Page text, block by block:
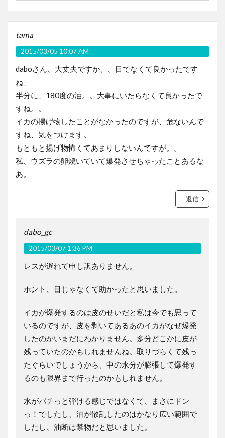
tama
2015/03/05 10:07 AM
daboさん、大丈夫ですか、、目でなくて良かったです
ね、
半分に、180度の油。。大事にいたらなくて良かったで
すね。。
イカの揚げ物したことがなかったのですが、危ないんで
すね、気をつけます。
もともと揚げ物怖くてあまりしないんですが。。
私、ウズラの卵焼いていて爆発させちゃったことあるな
あ。
返信
dabo_gc
2015/03/07 1:36 PM
レスが遅れて申し訳ありません。
ホント、目じゃなくて助かったと思いました。
イカが爆発するのは皮のせいだと私は今でも思って
いるのですが、皮を剥いてあるあのイカがなぜ爆発
したのかいまだにわかりません。多分どこかに皮が
残っていたのかもしれませんね。取りづらくて残っ
たぐらいでしょうから、中の水分が膨張して爆発す
るのも限界まで行ったのかもしれません。
水がパチっと弾ける感じではなくて、まさにドン
っ！でしたし、油が散乱したのはかなり広い範囲で
したし、油断は禁物だと思いました。